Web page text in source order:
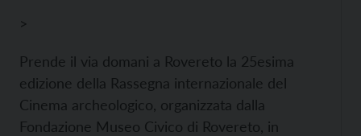
>
Prende il via domani a Rovereto la 25esima
edizione della Rassegna internazionale del
Cinema archeologico, organizzata dalla
Fondazione Museo Civico di Rovereto, in